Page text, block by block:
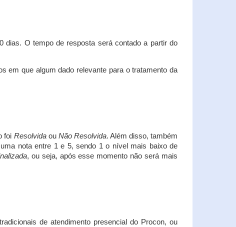
dias. O tempo de resposta será contado a partir do
em que algum dado relevante para o tratamento da
foi Resolvidaou Não Resolvida. Além disso, também
nota entre 1 e 5, sendo 1 o nível mais baixo de
, ou seja, após esse momento não será mais
de atendimento presencial do Procon, ou